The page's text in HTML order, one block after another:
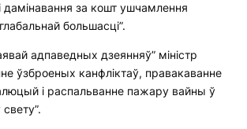
дамінавання за кошт ушчамлення
большасці”.
адпаведных дзеянняў” міністр
ўзброеных канфліктаў, правакаванне
і распальванне пажару вайны ў